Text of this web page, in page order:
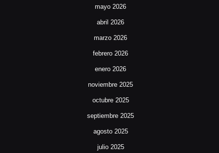
mayo 2026
abril 2026
marzo 2026
febrero 2026
enero 2026
noviembre 2025
octubre 2025
septiembre 2025
agosto 2025
julio 2025